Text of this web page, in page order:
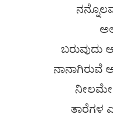
ಬರುವುದು
ನಾನಾಗಿರುವೆ
ತಾರೆಗಳ